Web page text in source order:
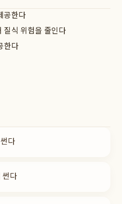
공한다
질식 위험을 줄인다
한다
다
썬다